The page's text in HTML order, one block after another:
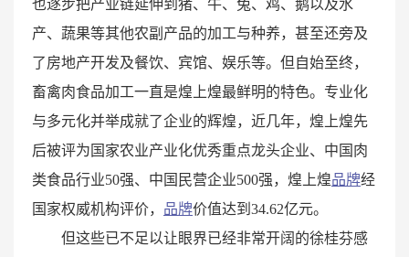
也逐步把产业链延伸到猪、牛、兔、鸡、鹅以及水
产、蔬果等其他农副产品的加工与种养，甚至还旁及
了房地产开发及餐饮、宾馆、娱乐等。但自始至终，
畜禽肉食品加工一直是煌上煌最鲜明的特色。专业化
与多元化并举成就了企业的辉煌，近几年，煌上煌先
后被评为国家农业产业化优秀重点龙头企业、中国肉
类食品行业50强、中国民营企业500强，煌上煌品牌经
国家权威机构评价， 品牌价值达到34.62亿元。
但这些已不足以让眼界已经非常开阔的徐桂芬感